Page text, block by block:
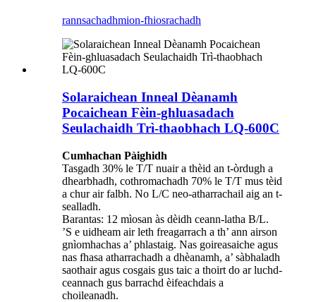
rannsachadhmion-fhiosrachadh
Solaraichean Inneal Dèanamh
Pocaichean Fèin-ghluasadach
Seulachaidh Trì-thaobhach LQ-600C
Cumhachan Pàighidh
Tasgadh 30% le T/T nuair a thèid an t-òrdugh a
dhearbhadh, cothromachadh 70% le T/T mus tèid
a chur air falbh. No L/C neo-atharrachail aig an t-
sealladh.
Barantas: 12 mìosan às dèidh ceann-latha B/L.
’S e uidheam air leth freagarrach a th’ ann airson
gnìomhachas a’ phlastaig. Nas goireasaiche agus
nas fhasa atharrachadh a dhèanamh, a’ sàbhaladh
saothair agus cosgais gus taic a thoirt do ar luchd-
ceannach gus barrachd èifeachdais a
choileanadh.